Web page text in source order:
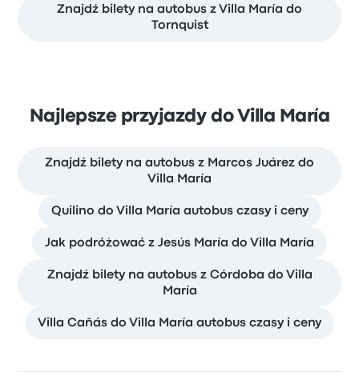
Znajdź bilety na autobus z Villa María do
Tornquist
Najlepsze przyjazdy do Villa María
Znajdź bilety na autobus z Marcos Juárez do
Villa María
Quilino do Villa María autobus czasy i ceny
Jak podróżować z Jesús María do Villa María
Znajdź bilety na autobus z Córdoba do Villa
María
Villa Cañás do Villa María autobus czasy i ceny